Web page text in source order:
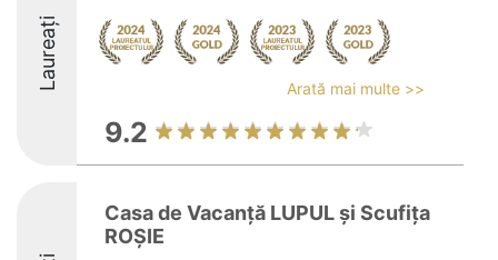
Laureați Arată mai multe >>
9.2
Casa de Vacanţă LUPUL şi Scufiţa
ROŞIE